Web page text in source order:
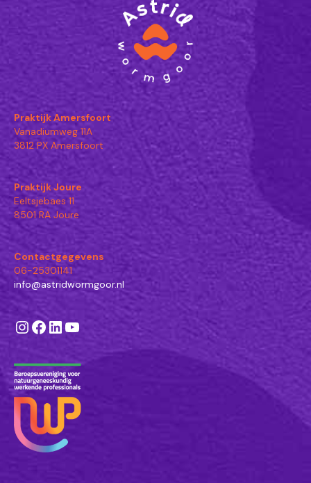
Praktijk Amersfoort
Vanadiumweg 11A
3812 PX Amersfoort
Praktijk Joure
Eeltsjebaes 11
8501 RA Joure
Contactgegevens
06-25301141
info@astridwormgoor.nl
Instagram
Facebook
LinkedIn
YouTube